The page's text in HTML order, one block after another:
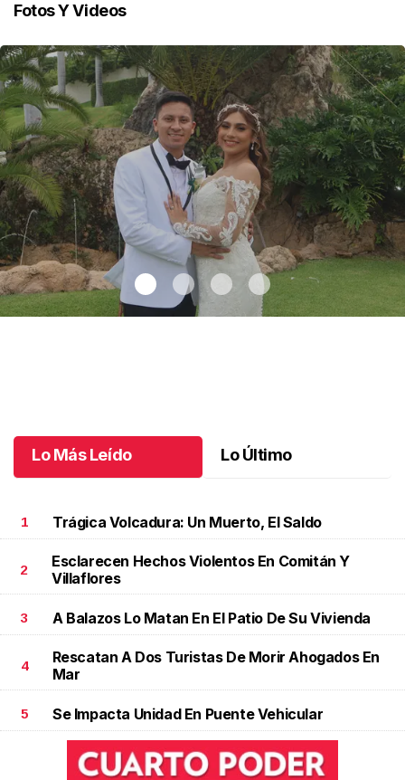
Fotos Y Videos
Lo Más Leído Lo Último
1 Trágica Volcadura: Un Muerto, El Saldo
2
Esclarecen Hechos Violentos En Comitán Y
Villaflores
3 A Balazos Lo Matan En El Patio De Su Vivienda
4
Rescatan A Dos Turistas De Morir Ahogados En
Mar
5 Se Impacta Unidad En Puente Vehicular